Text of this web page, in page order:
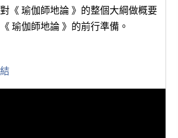
《 瑜伽師地論 》的整個大綱做概要
瑜伽師地論 》的前行準備。